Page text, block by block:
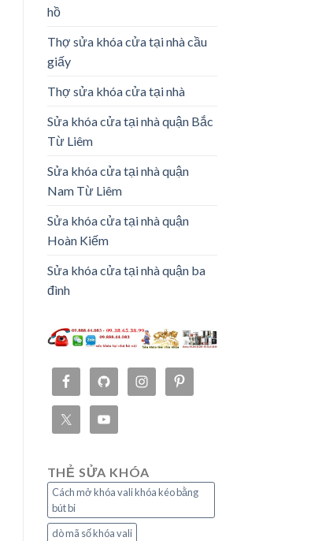
hồ
Thợ sửa khóa cửa tại nhà cầu
giấy
Thợ sửa khóa cửa tại nhà
Sửa khóa cửa tại nhà quận Bắc
Từ Liêm
Sửa khóa cửa tại nhà quận
Nam Từ Liêm
Sửa khóa cửa tại nhà quận
Hoàn Kiếm
Sửa khóa cửa tại nhà quận ba
đình
THẺ SỬA KHÓA
Cách mở khóa vali khóa kéo bằng
bút bi
dò mã số khóa vali